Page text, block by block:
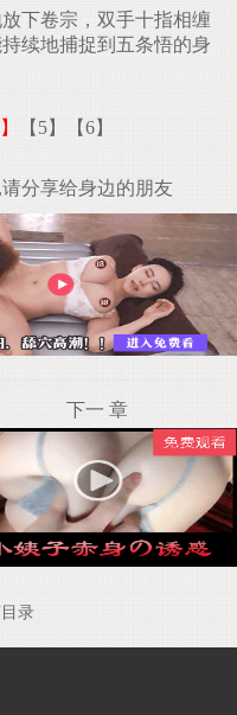
下卷宗，双手十指相缠
续地捕捉到五条悟的身
【5】 【6】
分享给身边的朋友
下一 章
录